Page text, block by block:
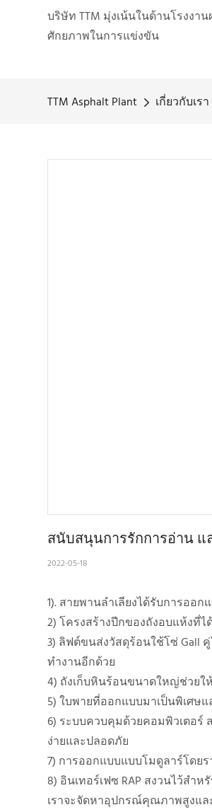
บริษัท TTM มุ่งเน้นในด้านโรงง
ศักยภาพในการแข่งขัน
TTM Asphalt Plant เกี่ยวกับเรา
สนับสนุนการรักการอ่าน แ
2022-05-18
1). สายพานลำเลียงได้รับการอ
2) โครงสร้างปีกของถังอบแห้งที่
3) ลิฟต์ขนส่งวัสดุร้อนใช้โซ่ Gall
ทำงานอีกด้วย
4) ถังเก็บหินร้อนขนาดใหญ่ช่วยใ
5) ใบพายที่ออกแบบมาเป็นพิเศษ
6) ระบบควบคุมด้วยคอมพิวเตอ
ง่ายและปลอดภัย
7) การออกแบบแบบโมดูลาร์โดย
8) อินเทอร์เฟซ RAP สงวนไว้สำ
เราจะจัดหาอุปกรณ์คุณภาพสูงแ